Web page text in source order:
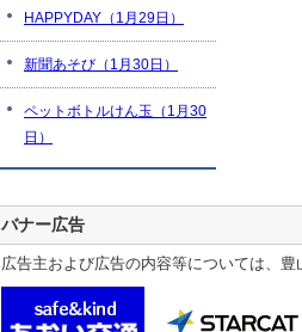
HAPPYDAY（1月29日）
新聞あそび（1月30日）
ペットボトルけん玉（1月30
日）
バナー広告
広告主および広告の内容等については、豊